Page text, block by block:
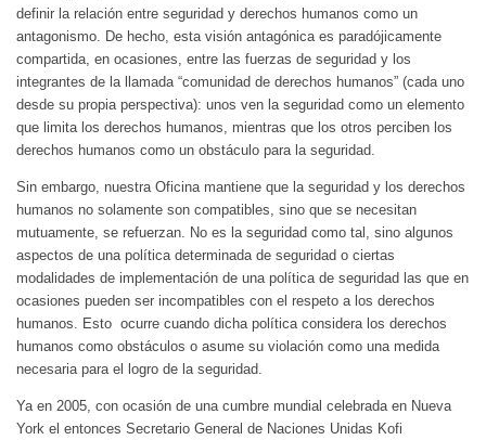
definir la relación entre seguridad y derechos humanos como un
antagonismo. De hecho, esta visión antagónica es paradójicamente
compartida, en ocasiones, entre las fuerzas de seguridad y los
integrantes de la llamada “comunidad de derechos humanos” (cada uno
desde su propia perspectiva): unos ven la seguridad como un elemento
que limita los derechos humanos, mientras que los otros perciben los
derechos humanos como un obstáculo para la seguridad.
Sin embargo, nuestra Oficina mantiene que la seguridad y los derechos
humanos no solamente son compatibles, sino que se necesitan
mutuamente, se refuerzan. No es la seguridad como tal, sino algunos
aspectos de una política determinada de seguridad o ciertas
modalidades de implementación de una política de seguridad las que en
ocasiones pueden ser incompatibles con el respeto a los derechos
humanos. Esto ocurre cuando dicha política considera los derechos
humanos como obstáculos o asume su violación como una medida
necesaria para el logro de la seguridad.
Ya en 2005, con ocasión de una cumbre mundial celebrada en Nueva
York el entonces Secretario General de Naciones Unidas Kofi